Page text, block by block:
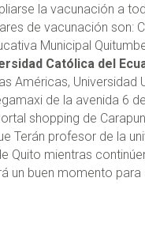
la vacunación a
de vacunación son:
Municipal
Católica del
Américas, Universidad
de la avenida 6 de
shopping de
Terán profesor de la
Quito mientras
un buen momento para